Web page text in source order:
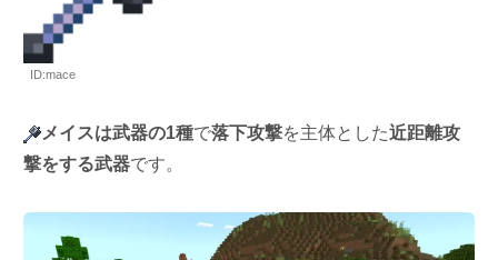
ID:mace
メイスは武器の1種で落下攻撃を主体とした近距離攻
撃をする武器です。